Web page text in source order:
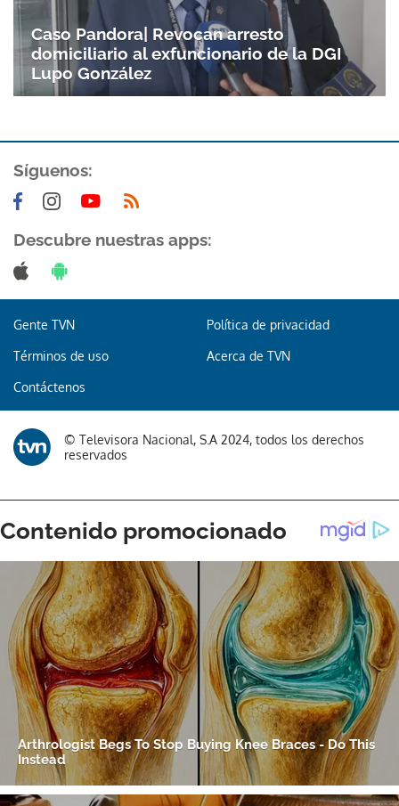
Gracias por suscribirte a nuestro boletín.
ACEPTAR
Caso Pandora| Revocan arresto
domiciliario al exfuncionario de la DGI
Lupo González
Síguenos:
Descubre nuestras apps:
Gente TVN Política de privacidad
Términos de uso Acerca de TVN
Contáctenos
© Televisora Nacional, S.A 2024, todos los derechos
reservados